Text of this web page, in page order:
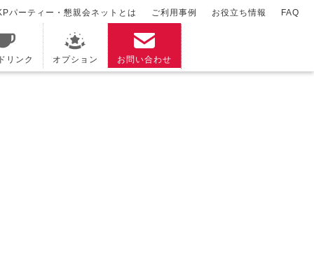
リンク オプション お問い合わせ
パーティー・懇親会ネットとは ご利用事例 お役立ち情報 FAQ